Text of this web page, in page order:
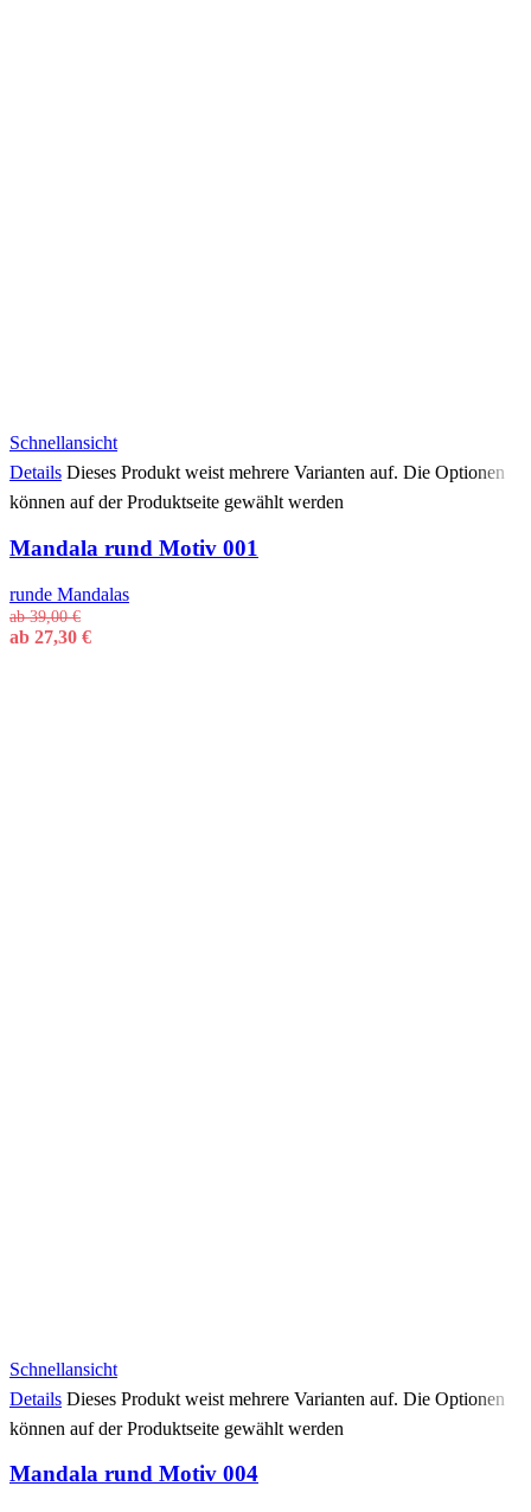
Schnellansicht
Details Dieses Produkt weist mehrere Varianten auf. Die Optionen
können auf der Produktseite gewählt werden
Mandala rund Motiv 001
runde Mandalas
ab39,00€
ab 27,30 €
Schnellansicht
Details Dieses Produkt weist mehrere Varianten auf. Die Optionen
können auf der Produktseite gewählt werden
Mandala rund Motiv 004